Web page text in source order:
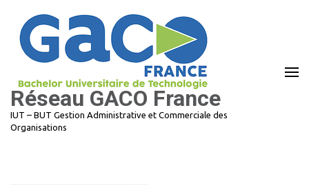
contenu
(Pressez
Entrée)
Réseau GACO France
IUT – BUT Gestion Administrative et Commerciale des
Organisations